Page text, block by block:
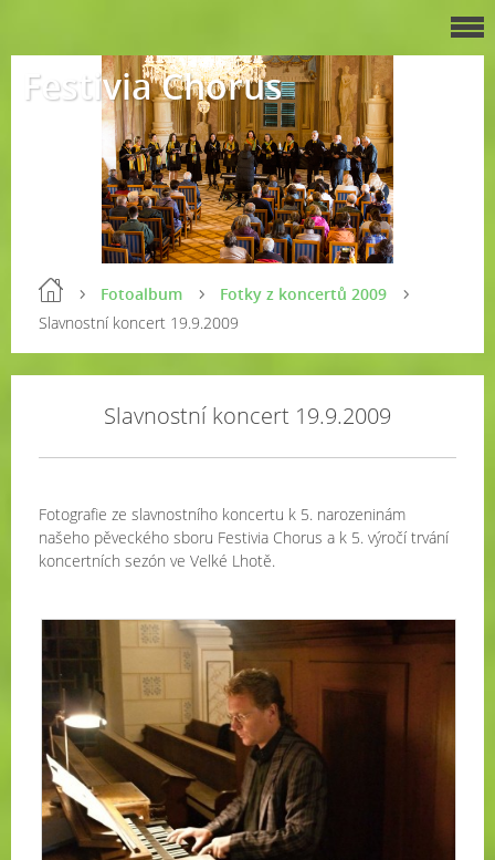
Festivia Chorus
Fotoalbum
Fotky z koncertů 2009
Slavnostní koncert 19.9.2009
Slavnostní koncert 19.9.2009
Fotografie ze slavnostního koncertu k 5. narozeninám
našeho pěveckého sboru Festivia Chorus a k 5. výročí trvání
koncertních sezón ve Velké Lhotě.